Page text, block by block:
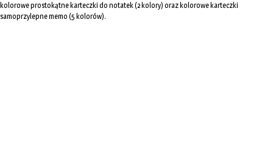
kolorowe prostokątne karteczki do notatek (2 kolory) oraz kolorowe karteczki
samoprzylepne memo (5 kolorów).